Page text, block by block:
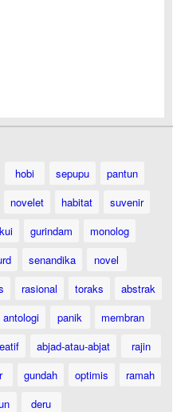
hobi sepupu
pantun
novelet habitat
suvenir
gurindam
monolog
senandika
novel
rasional toraks
abstrak
antologi panik
membran
abjad-atau-abjat
rajin
gundah optimis
ramah
deru